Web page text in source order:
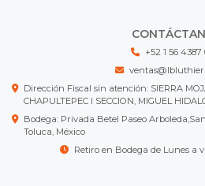
+52 1 56 4387
Dirección Fiscal sin atención: SIERRA
CHAPULTEPEC I SECCION, MIGUEL
Bodega: Privada Betel Paseo
Toluca, México
Retiro en Bodega de Lunes a